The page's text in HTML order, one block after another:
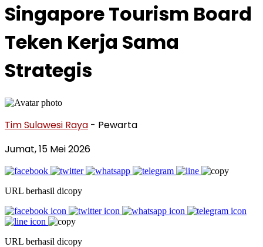
Singapore Tourism Board
Teken Kerja Sama
Strategis
Tim Sulawesi Raya - Pewarta
Jumat, 15 Mei 2026
URL berhasil dicopy
URL berhasil dicopy